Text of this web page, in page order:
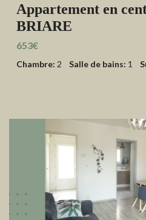
Appartement en
BRIARE
653€
Chambre: 2 Salle de bains: 1